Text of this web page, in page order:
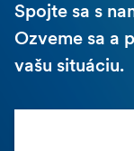
Spojte sa s
Ozveme sa a
vašu situáciu.